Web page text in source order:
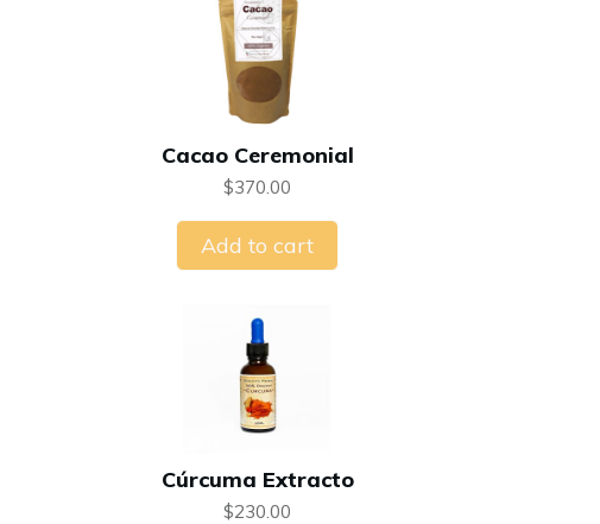
Cacao Ceremonial
$370.00
Add to cart
Cúrcuma Extracto
$230.00